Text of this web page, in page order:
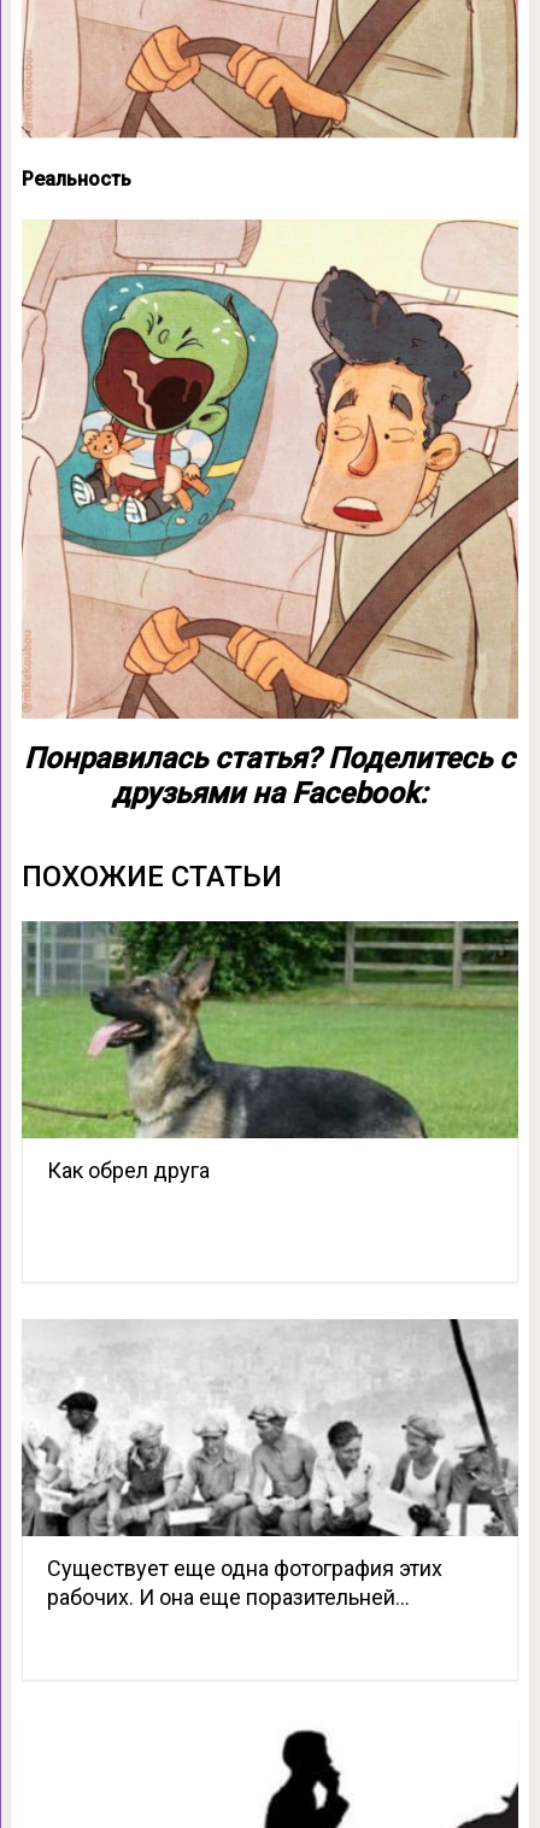
Реальность
Понравилась статья? Поделитесь с
друзьями на Facebook:
ПОХОЖИЕ СТАТЬИ
Как обрел друга
Существует еще одна фотография этих
рабочих. И она еще поразительней…